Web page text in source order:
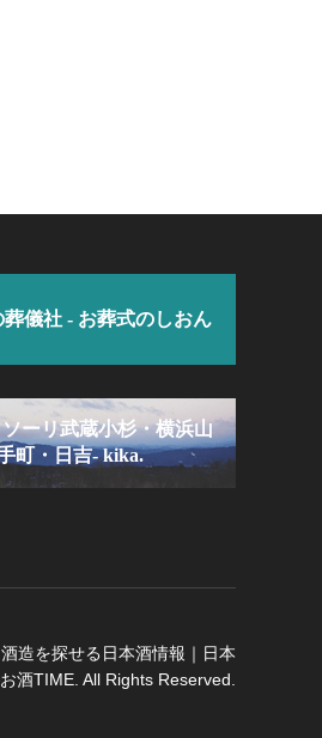
儀社 - お葬式のしおん
ーリ武蔵小杉・横浜山
町・日吉- kika.
造を探せる日本酒情報｜日本
酒TIME. All Rights Reserved.